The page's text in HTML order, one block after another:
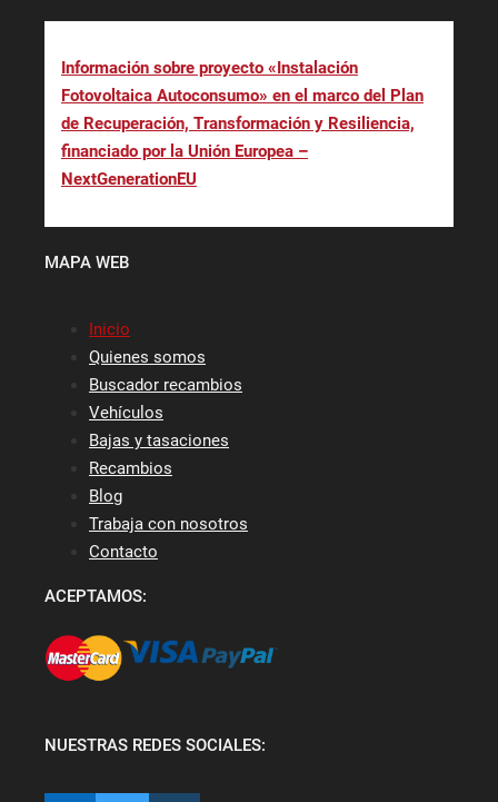
Información sobre proyecto «Instalación
Fotovoltaica Autoconsumo» en el marco del Plan
de Recuperación, Transformación y Resiliencia,
financiado por la Unión Europea –
NextGenerationEU
MAPA WEB
Inicio
Quienes somos
Buscador recambios
Vehículos
Bajas y tasaciones
Recambios
Blog
Trabaja con nosotros
Contacto
ACEPTAMOS:
NUESTRAS REDES SOCIALES: